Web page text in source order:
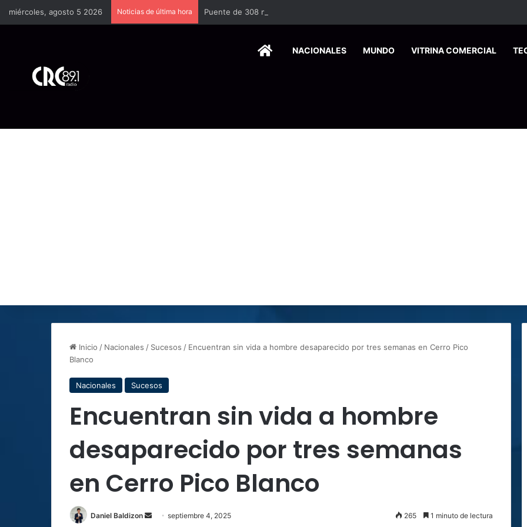
miércoles, agosto 5 2026 Noticias de última hora Puente de 308 metros impulsará avance de la carretera hacia San Carlos
HOMENACIONALES MUNDO VITRINA COMERCIAL
Inicio / Nacionales / Sucesos / Encuentran sin vida a hombre desaparecido por tres semanas en Cerro Pico
Blanco
Nacionales Sucesos
Encuentran sin vida a hombre
desaparecido por tres semanas
en Cerro Pico Blanco
Daniel Baldizon
Sendseptiembre 4, 2025 265 1 minuto de lectura